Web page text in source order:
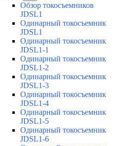
Обзор токосъемников
JDSL1
Одинарный токосъемник
JDSL1
Одинарный токосъемник
JDSL1-1
Одинарный токосъемник
JDSL1-2
Одинарный токосъемник
JDSL1-3
Одинарный токосъемник
JDSL1-4
Одинарный токосъемник
JDSL1-5
Одинарный токосъемник
JDSL1-6